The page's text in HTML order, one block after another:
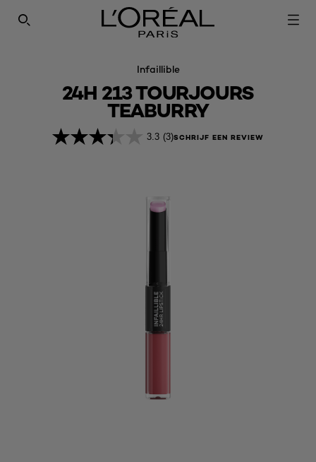
SEARCH THIS SITE
Infaillible
24H 213 TOURJOURS
TEABURRY
3.3 (3)SCHRIJF EEN REVIEW